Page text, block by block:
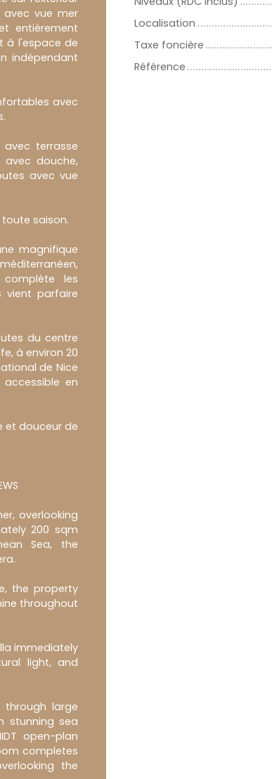
avec vue mer
entièrement
à l'espace de
indépendant
avec
terrasse
douche,
avec vue
saison.
magnifique
les
vient parfaire
du centre
à environ 20
de Nice
en
et douceur de
overlooking
200 sqm
Sea, the
the property
throughout
immediately
light, and
large
stunning sea
open-plan
completes
the
Localisation
Taxe foncière
Référence